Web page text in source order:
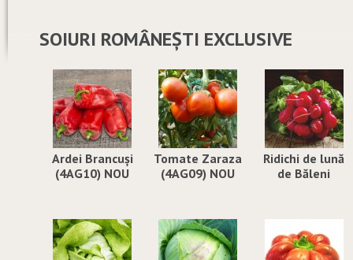
SOIURI ROMÂNEȘTI EXCLUSIVE
Ardei Brancuși
(4AG10) NOU
Tomate Zaraza
(4AG09) NOU
Ridichi de lună
de Băleni